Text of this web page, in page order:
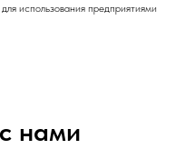
использования предприятиями
нами